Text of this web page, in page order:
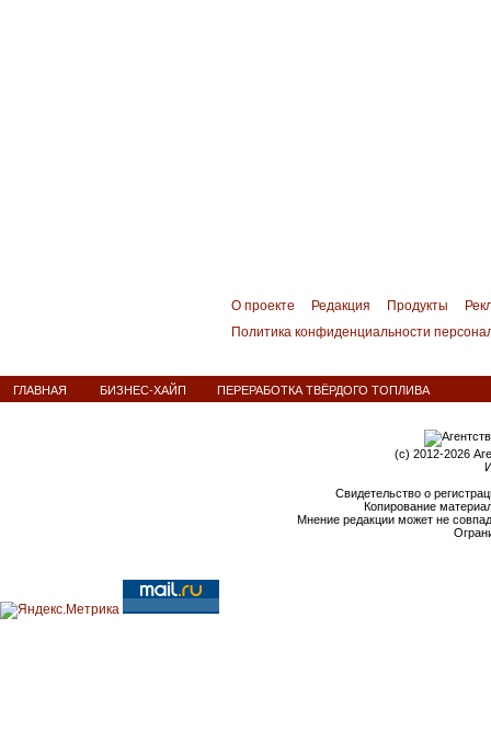
О проекте Редакция Продукты
Политика конфиденциальности
ГЛАВНАЯ БИЗНЕС-ХАЙП ПЕРЕРАБОТКА ТВЁРДОГО ТОПЛИВА
(c) 2012-2026
Свидетельство о
Копирование
Мнение редакции может не